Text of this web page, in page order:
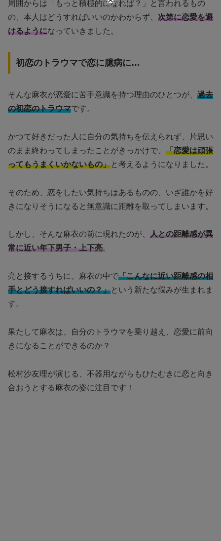
周囲からは「もっと積極的になれば？」と言われるもの
の、本人はどうすればいいのかわからず、 次第に恋愛を避
けるようになっていきました。
初恋のトラウマで恋に臆病に…
そんな麻衣が恋愛に苦手意識を持つ理由のひとつが、 過去
の初恋のトラウマです。
かつて好きだった人に自分の気持ちを伝えられず、片思い
のまま終わってしまったことがきっかけで、 「恋愛は頑張
ってもうまくいかないもの」と考えるようになりました。
そのため、恋をしたい気持ちはあるものの、いざ誰かを好
きになりそうになると無意識に距離を取ってしまいます。
しかし、そんな麻衣の前に現れたのが、 人との距離感が異
常に近い年下男子・上下亮。
亮と接するうちに、麻衣の中で「こんなに近い距離感の相
手とどう接すればいいの？」という新たな悩みが生まれま
す。
果たして麻衣は、自分のトラウマを乗り越え、恋愛に前向
きになることができるのか？
松村沙友理が演じる、不器用ながらもひたむきに恋と向き
合おうとする麻衣の姿に注目です！